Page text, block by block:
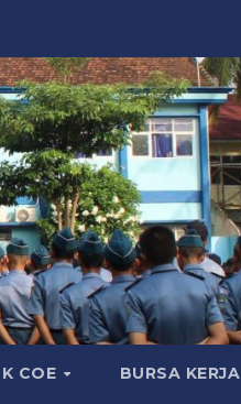
COE BURSA KERJA